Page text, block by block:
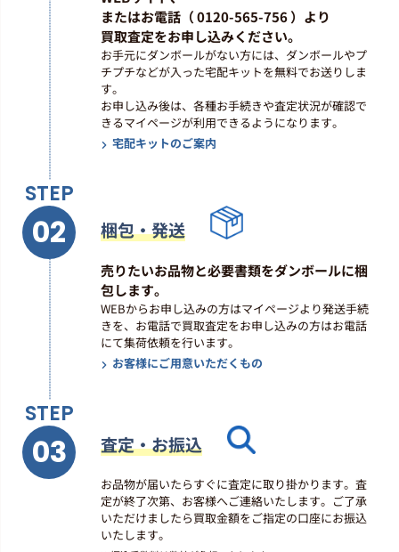
山下達郎 「For You」(RAL-8801)
最高買取価格
1,600円
シティポップ
山下達郎 「Greatest Hits! Of
Tatsuro Yamashita」(RAL-8803)
最高買取価格
シティポップ
泰葉 「フライディ・チャイナタウ
ン」(7DX1120)
最高買取価格
1,200円
邦楽ロック
尾崎豊 「十七歳の地図」
円
洋楽ロック
AC/DC 「Back In Black」(P-
10906A)
最高買取価格
またはお電話（ 0120-565-756 ）より
買取査定をお申し込みください。
お手元にダンボールがない方には、ダンボールやプ
チプチなどが入った宅配キットを無料でお送りしま
す。
お申し込み後は、各種お手続きや査定状況が確認で
きるマイページが利用できるようになります。
宅配キットのご案内
STEP
02 梱包・発送
売りたいお品物と必要書類をダンボールに梱
包します。
WEBからお申し込みの方はマイページより発送手続
きを、お電話で買取査定をお申し込みの方はお電話
にて集荷依頼を行います。
お客様にご用意いただくもの
STEP
03 査定・お振込
お品物が届いたらすぐに査定に取り掛かります。査
定が終了次第、お客様へご連絡いたします。ご了承
いただけましたら買取金額をご指定の口座にお振込
いたします。